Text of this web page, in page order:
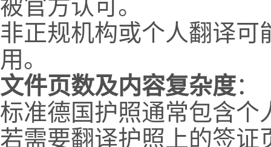
被官方认可。
非正规机构或个人翻译
用。
文件页数及内容复杂度：
标准德国护照通常包含个
若需要翻译护照上的签证